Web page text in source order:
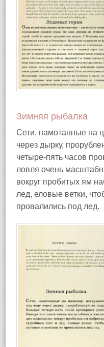
Зимняя рыбалка
Сети, намотанные на
через дырку,
четыре-пять часов
ловля очень
вокруг пробитых ям
лед, еловые ветки,
провалились под лед.